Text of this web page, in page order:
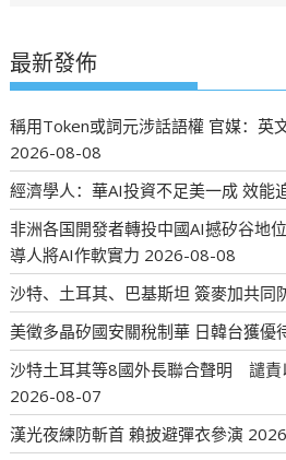
最新發佈
稱用Token或詞元涉話語權 官媒：英
2026-08-08
經濟學人：華AI投資不足美一成 效能
非洲各国開發者轉投中國AI撼矽谷地
導人將AI作軟實力 2026-08-08
沙特、土耳其、巴基斯坦 簽麥加共同
美徵多晶矽國安關稅制華 日韓台獲優
沙特土耳其等8國外長聯合聲明 譴責
2026-08-07
漢光夜練防斬首 賴披避彈衣參演